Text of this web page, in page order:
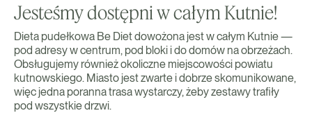
Jesteśmy dostępni w całym Kutnie!
Dieta pudełkowa Be Diet dowożona jest w całym Kutnie —
pod adresy w centrum, pod bloki i do domów na obrzeżach.
Obsługujemy również okoliczne miejscowości powiatu
kutnowskiego. Miasto jest zwarte i dobrze skomunikowane,
więc jedna poranna trasa wystarczy, żeby zestawy trafiły
pod wszystkie drzwi.